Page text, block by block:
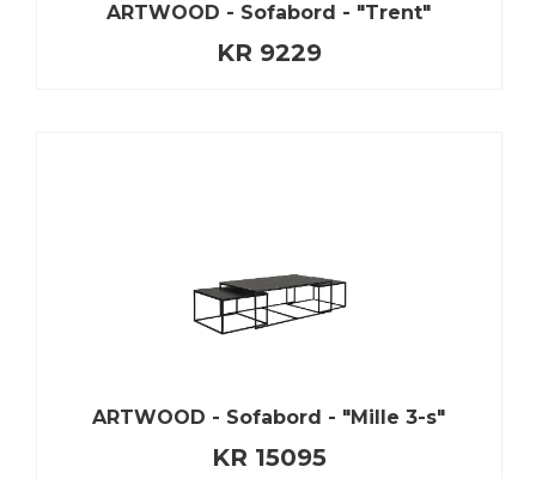
ARTWOOD - Sofabord - "Trent"
KR 9229
ARTWOOD - Sofabord - "Mille 3-s"
KR 15095